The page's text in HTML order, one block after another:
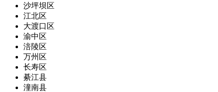
沙坪坝区
江北区
大渡口区
渝中区
涪陵区
万州区
长寿区
綦江县
潼南县